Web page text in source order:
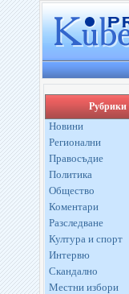
Рубрики
Новини
Регионални
Правосъдие
Политика
Общество
Коментари
Разследване
Култура и спорт
Интервю
Скандално
Местни избори